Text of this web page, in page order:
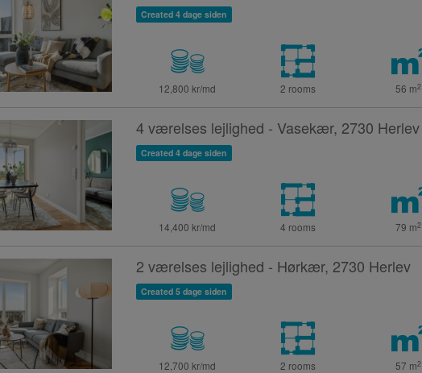
Created 4 dage siden
12,800 kr/md 2 rooms 56 m2
4 værelses lejlighed - Vasekær, 2730 Herlev
Created 4 dage siden
14,400 kr/md 4 rooms 79 m2
2 værelses lejlighed - Hørkær, 2730 Herlev
Created 5 dage siden
12,700 kr/md 2 rooms 57 m2